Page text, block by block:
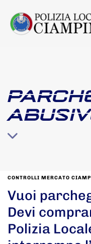
CONTROLLI MERCATO
Vuoi
Devi
Polizia